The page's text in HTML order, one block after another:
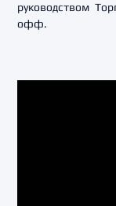
руководством
офф.